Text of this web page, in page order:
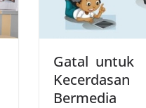
Gatal untuk
Kecerdasan
Bermedia